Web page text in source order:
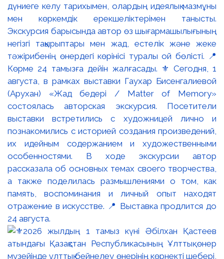
дүниеге келу тарихымен, олардың идеялық мазмұны
мен көркемдік ерекшеліктерімен танысты.
Экскурсия барысында автор өз шығармашылығының
негізгі тақырыптары мен жад, естелік және жеке
тәжірибенің өнердегі көрінісі туралы ой бөлісті. 📍
Көрме 24 тамызға дейін жалғасады. ⚜️ Сегодня, 1
августа, в рамках выставки Гаухар Бисенгалиевой
(Арухан) «Жад бедері / Matter of Memory»
состоялась авторская экскурсия. Посетители
выставки встретились с художницей лично и
познакомились с историей создания произведений,
их идейным содержанием и художественными
особенностями. В ходе экскурсии автор
рассказала об основных темах своего творчества,
а также поделилась размышлениями о том, как
память, воспоминания и личный опыт находят
отражение в искусстве. 📍 Выставка продлится до
24 августа.